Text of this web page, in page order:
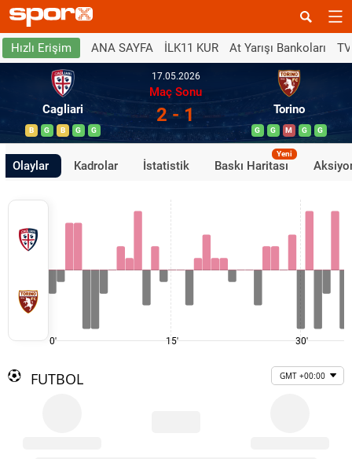
Hızlı Erişim ANA SAYFA İLK11 KUR At Yarışı Bankoları
Cagliari
B G B G G
17.05.2026
Maç Sonu
2 - 1 Torino
G G M G G
Olaylar Kadrolar İstatistik Baskı Haritası
Yeni
0' 15' 30'
FUTBOL GMT +00:00